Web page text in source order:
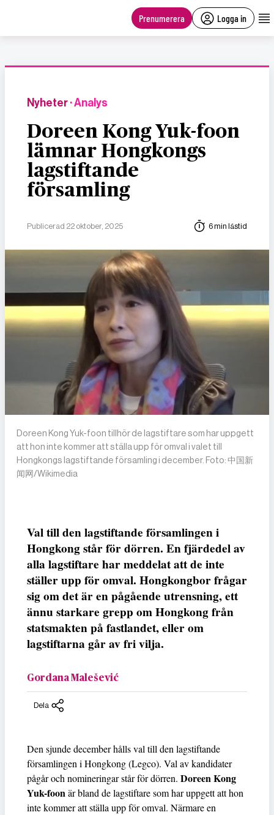
Prenumerera Logga in
Nyheter· Analys
Doreen Kong Yuk-foon
lämnar Hongkongs
lagstiftande
församling
Publicerad 22 oktober, 2025 6 min lästid
Doreen Kong Yuk-foon tillhör de lagstiftare som har uppgett
att hon inte kommer att ställa upp för omval i valet till
Hongkongs lagstiftande församling i december. Foto: 中国新
闻网/Wikimedia
Val till den lagstiftande församlingen i
Hongkong står för dörren. En fjärdedel av
alla lagstiftare har meddelat att de inte
ställer upp för omval. Hongkongbor frågar
sig om det är en pågående utrensning, ett
ännu starkare grepp om Hongkong från
statsmakten på fastlandet, eller om
lagstiftarna går av fri vilja.
Gordana Malešević
Dela
Den sjunde december hålls val till den lagstiftande
församlingen i Hongkong (Legco). Val av kandidater
pågår och nomineringar står för dörren. Doreen Kong
Yuk-foonär bland de lagstiftare som har uppgett att hon
inte kommer att ställa upp för omval. Närmare en